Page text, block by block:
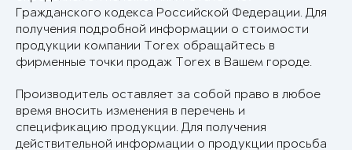
Гражданского кодекса Российской Федерации. Для
получения подробной информации о стоимости
продукции компании Torex обращайтесь в
фирменные точки продаж Torex в Вашем городе.
Производитель оставляет за собой право в любое
время вносить изменения в перечень и
спецификацию продукции. Для получения
действительной информации о продукции просьба